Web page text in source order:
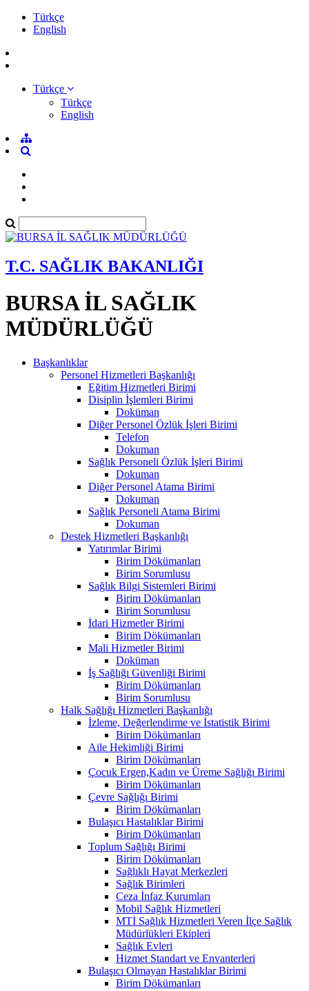
Türkçe
English
Türkçe
Türkçe
English
T.C. SAĞLIK BAKANLIĞI
BURSA İL SAĞLIK
MÜDÜRLÜĞÜ
Başkanlıklar
Personel Hizmetleri Başkanlığı
Eğitim Hizmetleri Birimi
Disiplin İşlemleri Birimi
Doküman
Diğer Personel Özlük İşleri Birimi
Telefon
Dokuman
Sağlık Personeli Özlük İşleri Birimi
Dokuman
Diğer Personel Atama Birimi
Dokuman
Sağlık Personeli Atama Birimi
Dokuman
Destek Hizmetleri Başkanlığı
Yatırımlar Birimi
Birim Dökümanları
Birim Sorumlusu
Sağlık Bilgi Sistemleri Birimi
Birim Dökümanları
Birim Sorumlusu
İdari Hizmetler Birimi
Birim Dökümanları
Mali Hizmetler Birimi
Doküman
İş Sağlığı Güvenliği Birimi
Birim Dökümanları
Birim Sorumlusu
Halk Sağlığı Hizmetleri Başkanlığı
İzleme, Değerlendirme ve İstatistik Birimi
Birim Dökümanları
Aile Hekimliği Birimi
Birim Dökümanları
Çocuk Ergen,Kadın ve Üreme Sağlığı Birimi
Birim Dökümanları
Çevre Sağlığı Birimi
Birim Dökümanları
Bulaşıcı Hastalıklar Birimi
Birim Dökümanları
Toplum Sağlığı Birimi
Birim Dökümanları
Sağlıklı Hayat Merkezleri
Sağlık Birimleri
Ceza İnfaz Kurumları
Mobil Sağlık Hizmetleri
MTİ Sağlık Hizmetleri Veren İlçe Sağlık
Müdürlükleri Ekipleri
Sağlık Evleri
Hizmet Standart ve Envanterleri
Bulaşıcı Olmayan Hastalıklar Birimi
Birim Dökümanları